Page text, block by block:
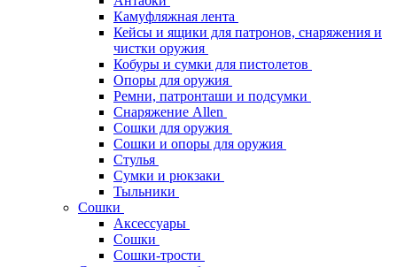
Камуфляжная лента
Кейсы и ящики для патронов, снаряжения и
чистки оружия
Кобуры и сумки для пистолетов
Опоры для оружия
Ремни, патронташи и подсумки
Снаряжение Allen
Сошки для оружия
Сошки и опоры для оружия
Стулья
Сумки и рюкзаки
Тыльники
Сошки
Аксессуары
Сошки
Сошки-трости